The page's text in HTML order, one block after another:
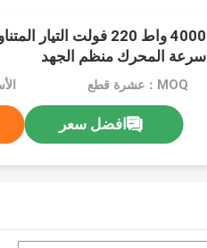
سرعة المحرك منظم الجهد
MOQ：عشرة قطع
افضل سعر